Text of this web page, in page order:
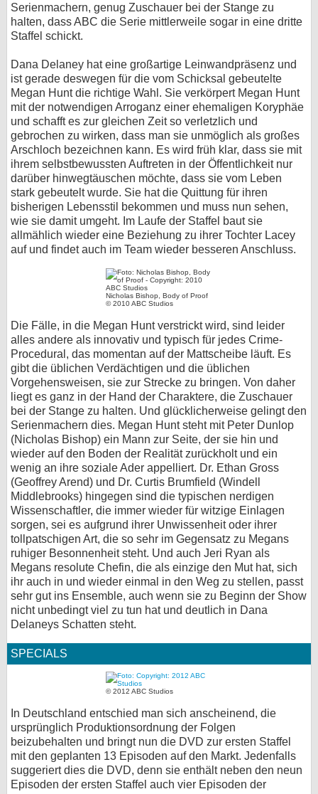
Serienmachern, genug Zuschauer bei der Stange zu
halten, dass ABC die Serie mittlerweile sogar in eine dritte
Staffel schickt.
Dana Delaney hat eine großartige Leinwandpräsenz und
ist gerade deswegen für die vom Schicksal gebeutelte
Megan Hunt die richtige Wahl. Sie verkörpert Megan Hunt
mit der notwendigen Arroganz einer ehemaligen Koryphäe
und schafft es zur gleichen Zeit so verletzlich und
gebrochen zu wirken, dass man sie unmöglich als großes
Arschloch bezeichnen kann. Es wird früh klar, dass sie mit
ihrem selbstbewussten Auftreten in der Öffentlichkeit nur
darüber hinwegtäuschen möchte, dass sie vom Leben
stark gebeutelt wurde. Sie hat die Quittung für ihren
bisherigen Lebensstil bekommen und muss nun sehen,
wie sie damit umgeht. Im Laufe der Staffel baut sie
allmählich wieder eine Beziehung zu ihrer Tochter Lacey
auf und findet auch im Team wieder besseren Anschluss.
Nicholas Bishop, Body of Proof
© 2010 ABC Studios
Die Fälle, in die Megan Hunt verstrickt wird, sind leider
alles andere als innovativ und typisch für jedes Crime-
Procedural, das momentan auf der Mattscheibe läuft. Es
gibt die üblichen Verdächtigen und die üblichen
Vorgehensweisen, sie zur Strecke zu bringen. Von daher
liegt es ganz in der Hand der Charaktere, die Zuschauer
bei der Stange zu halten. Und glücklicherweise gelingt den
Serienmachern dies. Megan Hunt steht mit Peter Dunlop
(Nicholas Bishop) ein Mann zur Seite, der sie hin und
wieder auf den Boden der Realität zurückholt und ein
wenig an ihre soziale Ader appelliert. Dr. Ethan Gross
(Geoffrey Arend) und Dr. Curtis Brumfield (Windell
Middlebrooks) hingegen sind die typischen nerdigen
Wissenschaftler, die immer wieder für witzige Einlagen
sorgen, sei es aufgrund ihrer Unwissenheit oder ihrer
tollpatschigen Art, die so sehr im Gegensatz zu Megans
ruhiger Besonnenheit steht. Und auch Jeri Ryan als
Megans resolute Chefin, die als einzige den Mut hat, sich
ihr auch in und wieder einmal in den Weg zu stellen, passt
sehr gut ins Ensemble, auch wenn sie zu Beginn der Show
nicht unbedingt viel zu tun hat und deutlich in Dana
Delaneys Schatten steht.
SPECIALS
© 2012 ABC Studios
In Deutschland entschied man sich anscheinend, die
ursprünglich Produktionsordnung der Folgen
beizubehalten und bringt nun die DVD zur ersten Staffel
mit den geplanten 13 Episoden auf den Markt. Jedenfalls
suggeriert dies die DVD, denn sie enthält neben den neun
Episoden der ersten Staffel auch vier Episoden der